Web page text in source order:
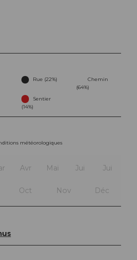
Rue (22%)
Chemin
(64%)
Sentier
(14%)
météorologiques
Avr Mai Jui Jui
Oct Nov Déc